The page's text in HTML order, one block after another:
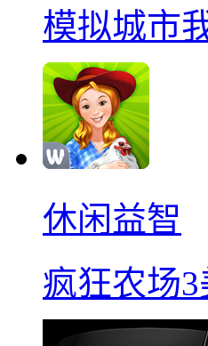
模拟城市
休闲益智
疯狂农场3